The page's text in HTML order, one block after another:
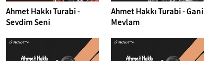
Ahmet Hakkı Turabi -
Sevdim Seni
Ahmet Hakkı Turabi - Gani
Mevlam